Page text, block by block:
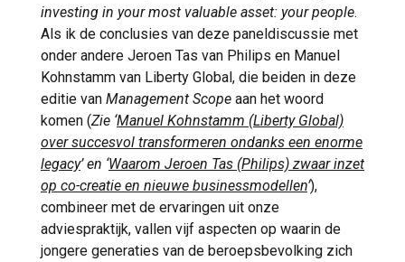
investing in your most valuable asset: your people.
Als ik de conclusies van deze paneldiscussie met
onder andere Jeroen Tas van Philips en Manuel
Kohnstamm van Liberty Global, die beiden in deze
editie van Management Scope aan het woord
komen (Zie ‘Manuel Kohnstamm (Liberty Global)
over succesvol transformeren ondanks een enorme
legacy’ en ‘Waarom Jeroen Tas (Philips) zwaar inzet
op co-creatie en nieuwe businessmodellen’),
combineer met de ervaringen uit onze
adviespraktijk, vallen vijf aspecten op waarin de
jongere generaties van de beroepsbevolking zich